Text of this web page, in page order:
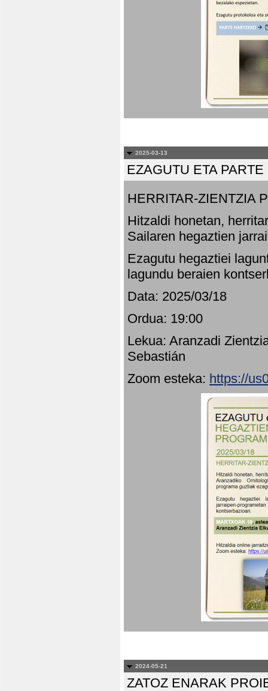
2025-03-13
EZAGUTU ETA
HERRITAR-ZIENTZIA
Hitzaldi honetan,
Sailaren hegaztien
Ezagutu hegaztiei
lagundu beraien
Data: 2025/03/18
Ordua: 19:00
Lekua: Aranzadi
Sebastián
Zoom esteka: https://
2024-05-21
ZATOZ ENARAK